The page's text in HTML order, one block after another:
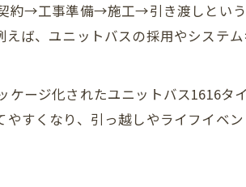
リフォーム短納期の具体的な進め方
響を減らすリフォーム工程の工夫
える水回り設備の選び方とは
でも失敗しないリフォーム段取り
→工事準備→施工→引き渡しという
ば、ユニットバスの採用やシステ
ージ化されたユニットバス1616タ
すくなり、引っ越しやライフイベ